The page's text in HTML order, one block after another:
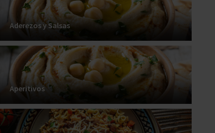
Aderezos y Salsas
Aperitivos